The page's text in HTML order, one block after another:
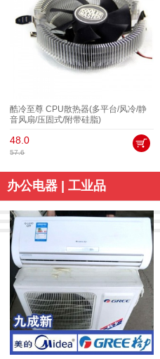
酷冷至尊 CPU散热器(多平台/风冷/静
音风扇/压固式/附带硅脂)
48.0
57.6
办公电器 | 工业品